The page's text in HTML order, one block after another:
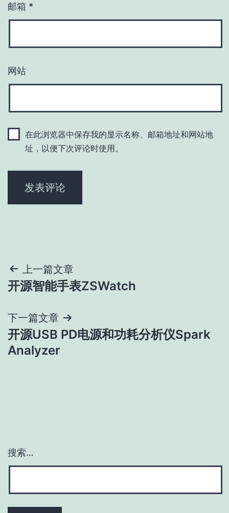
邮箱 *
网站
在此浏览器中保存我的显示名称、邮箱地址和网站地
址，以便下次评论时使用。
文
章
导
航
上一篇文章
开源智能手表ZSWatch
下一篇文章
开源USB PD电源和功耗分析仪Spark
Analyzer
搜索…